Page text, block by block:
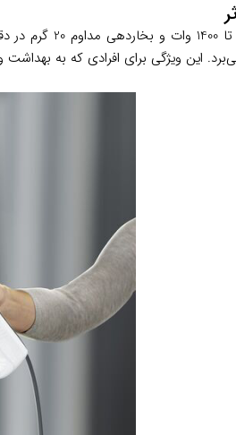
می‌برد. این ویژگی برای افرادی که به